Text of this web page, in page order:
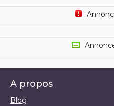
A propos
Blog